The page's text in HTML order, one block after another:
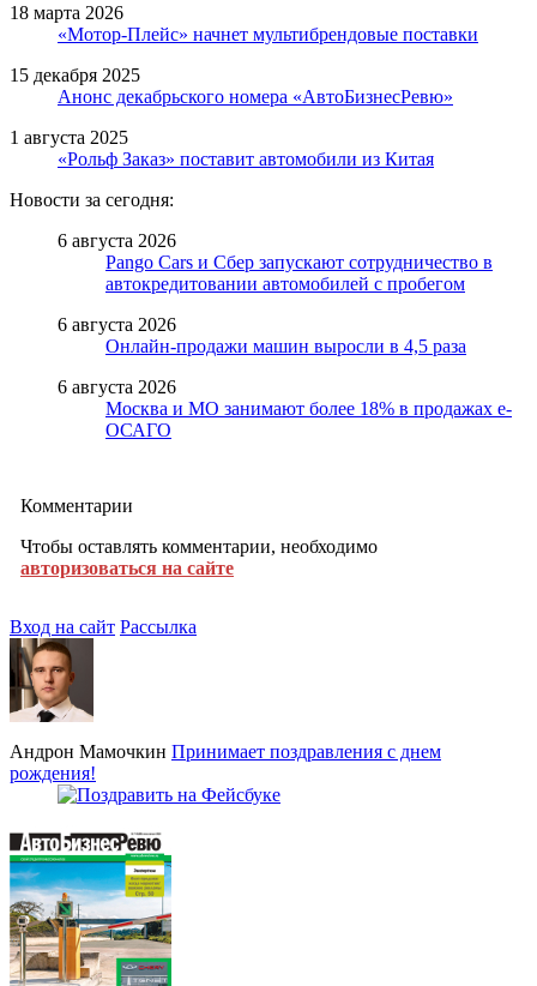
18 марта 2026
«Мотор-Плейс» начнет мультибрендовые поставки
15 декабря 2025
Анонс декабрьского номера «АвтоБизнесРевю»
1 августа 2025
«Рольф Заказ» поставит автомобили из Китая
Новости за сегодня:
6 августа 2026
Pango Cars и Сбер запускают сотрудничество в
автокредитовании автомобилей с пробегом
6 августа 2026
Онлайн-продажи машин выросли в 4,5 раза
6 августа 2026
Москва и МО занимают более 18% в продажах е-
ОСАГО
Комментарии
Чтобы оставлять комментарии, необходимо
авторизоваться на сайте
Вход на сайт Рассылка
Андрон Мамочкин Принимает поздравления с днем
рождения!